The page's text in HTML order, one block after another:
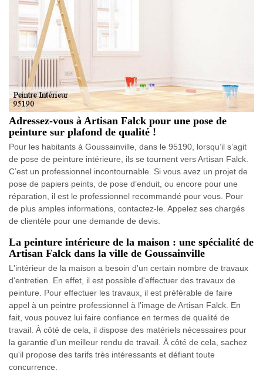
Adressez-vous à Artisan Falck pour une pose de
peinture sur plafond de qualité !
Pour les habitants à Goussainville, dans le 95190, lorsqu’il s’agit
de pose de peinture intérieure, ils se tournent vers Artisan Falck.
C’est un professionnel incontournable. Si vous avez un projet de
pose de papiers peints, de pose d’enduit, ou encore pour une
réparation, il est le professionnel recommandé pour vous. Pour
de plus amples informations, contactez-le. Appelez ses chargés
de clientèle pour une demande de devis.
La peinture intérieure de la maison : une spécialité de
Artisan Falck dans la ville de Goussainville
L'intérieur de la maison a besoin d'un certain nombre de travaux
d'entretien. En effet, il est possible d'effectuer des travaux de
peinture. Pour effectuer les travaux, il est préférable de faire
appel à un peintre professionnel à l'image de Artisan Falck. En
fait, vous pouvez lui faire confiance en termes de qualité de
travail. À côté de cela, il dispose des matériels nécessaires pour
la garantie d'un meilleur rendu de travail. À côté de cela, sachez
qu'il propose des tarifs très intéressants et défiant toute
concurrence.